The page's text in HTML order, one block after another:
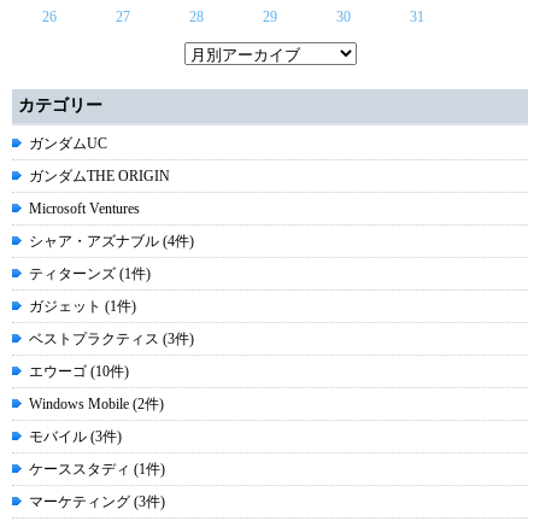
26
27 28 29 30 31
カテゴリー
ガンダムUC
ガンダムTHE ORIGIN
Microsoft Ventures
シャア・アズナブル (4件)
ティターンズ (1件)
ガジェット (1件)
ベストプラクティス (3件)
エウーゴ (10件)
Windows Mobile (2件)
モバイル (3件)
ケーススタディ (1件)
マーケティング (3件)